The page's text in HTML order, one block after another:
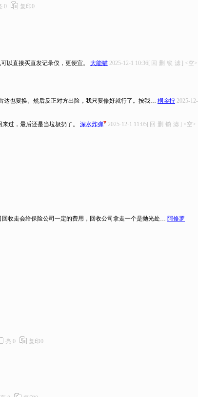
0 复印0
以直接买直发记录仪，更便宜。 大能猫 2025-12-1 10:36[ 回 删 锁 滤 ] <空>
达也要换。然后反正对方出险，我只要修好就行了。按我… 桐乡拧 2025-12-
过，最后还是当垃圾扔了。 深水炸弹 2025-12-1 11:05[ 回 删 锁 滤 ] <空>
收走会给保险公司一定的费用，回收公司拿走一个是抛光处… 阿修罗
亮 0 复印0